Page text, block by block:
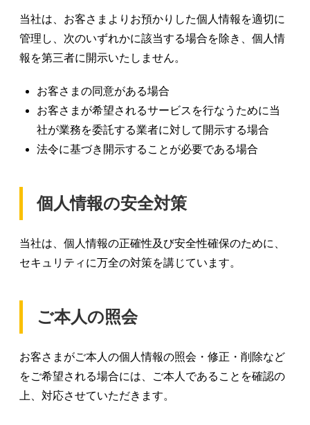
当社は、お客さまよりお預かりした個人情報を適切に
管理し、次のいずれかに該当する場合を除き、個人情
報を第三者に開示いたしません。
お客さまの同意がある場合
お客さまが希望されるサービスを行なうために当
社が業務を委託する業者に対して開示する場合
法令に基づき開示することが必要である場合
個人情報の安全対策
当社は、個人情報の正確性及び安全性確保のために、
セキュリティに万全の対策を講じています。
ご本人の照会
お客さまがご本人の個人情報の照会・修正・削除など
をご希望される場合には、ご本人であることを確認の
上、対応させていただきます。